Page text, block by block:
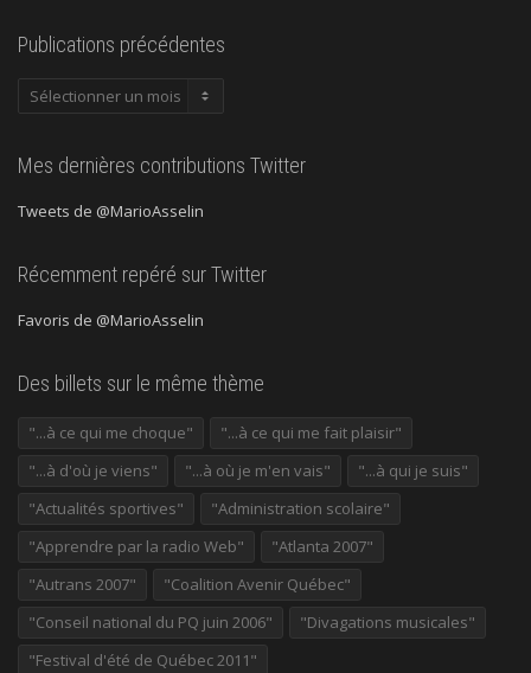
Publications précédentes
Publications
Mes dernières contributions Twitter
Tweets de @MarioAsselin
Récemment repéré sur Twitter
Favoris de @MarioAsselin
Des billets sur le même thème
"...à ce qui me choque"
"...à ce qui me fait plaisir"
"...à d'où je viens"
"...à où je m'en vais"
"...à qui je suis"
"Actualités sportives"
"Administration scolaire"
"Apprendre par la radio Web"
"Atlanta 2007"
"Autrans 2007"
"Coalition Avenir Québec"
"Conseil national du PQ juin 2006"
"Divagations musicales"
"Festival d'été de Québec 2011"